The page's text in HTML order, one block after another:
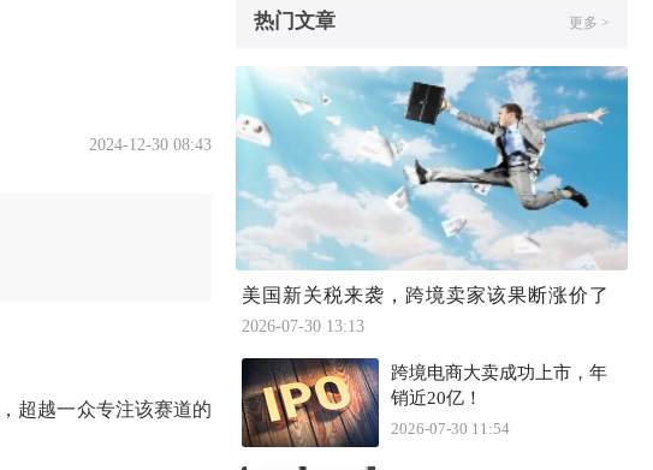
2024-12-30 08:43
，超越一众专注该赛道的
热门文章 更多 >
美国新关税来袭，跨境卖家该果断涨价了
2026-07-30 13:13
跨境电商大卖成功上市，年
销近20亿！
2026-07-30 11:54